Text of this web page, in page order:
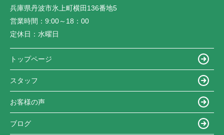
兵庫県丹波市氷上町横田136番地5
営業時間： 9:00～18：00
定休日： 水曜日
トップページ
スタッフ
お客様の声
ブログ